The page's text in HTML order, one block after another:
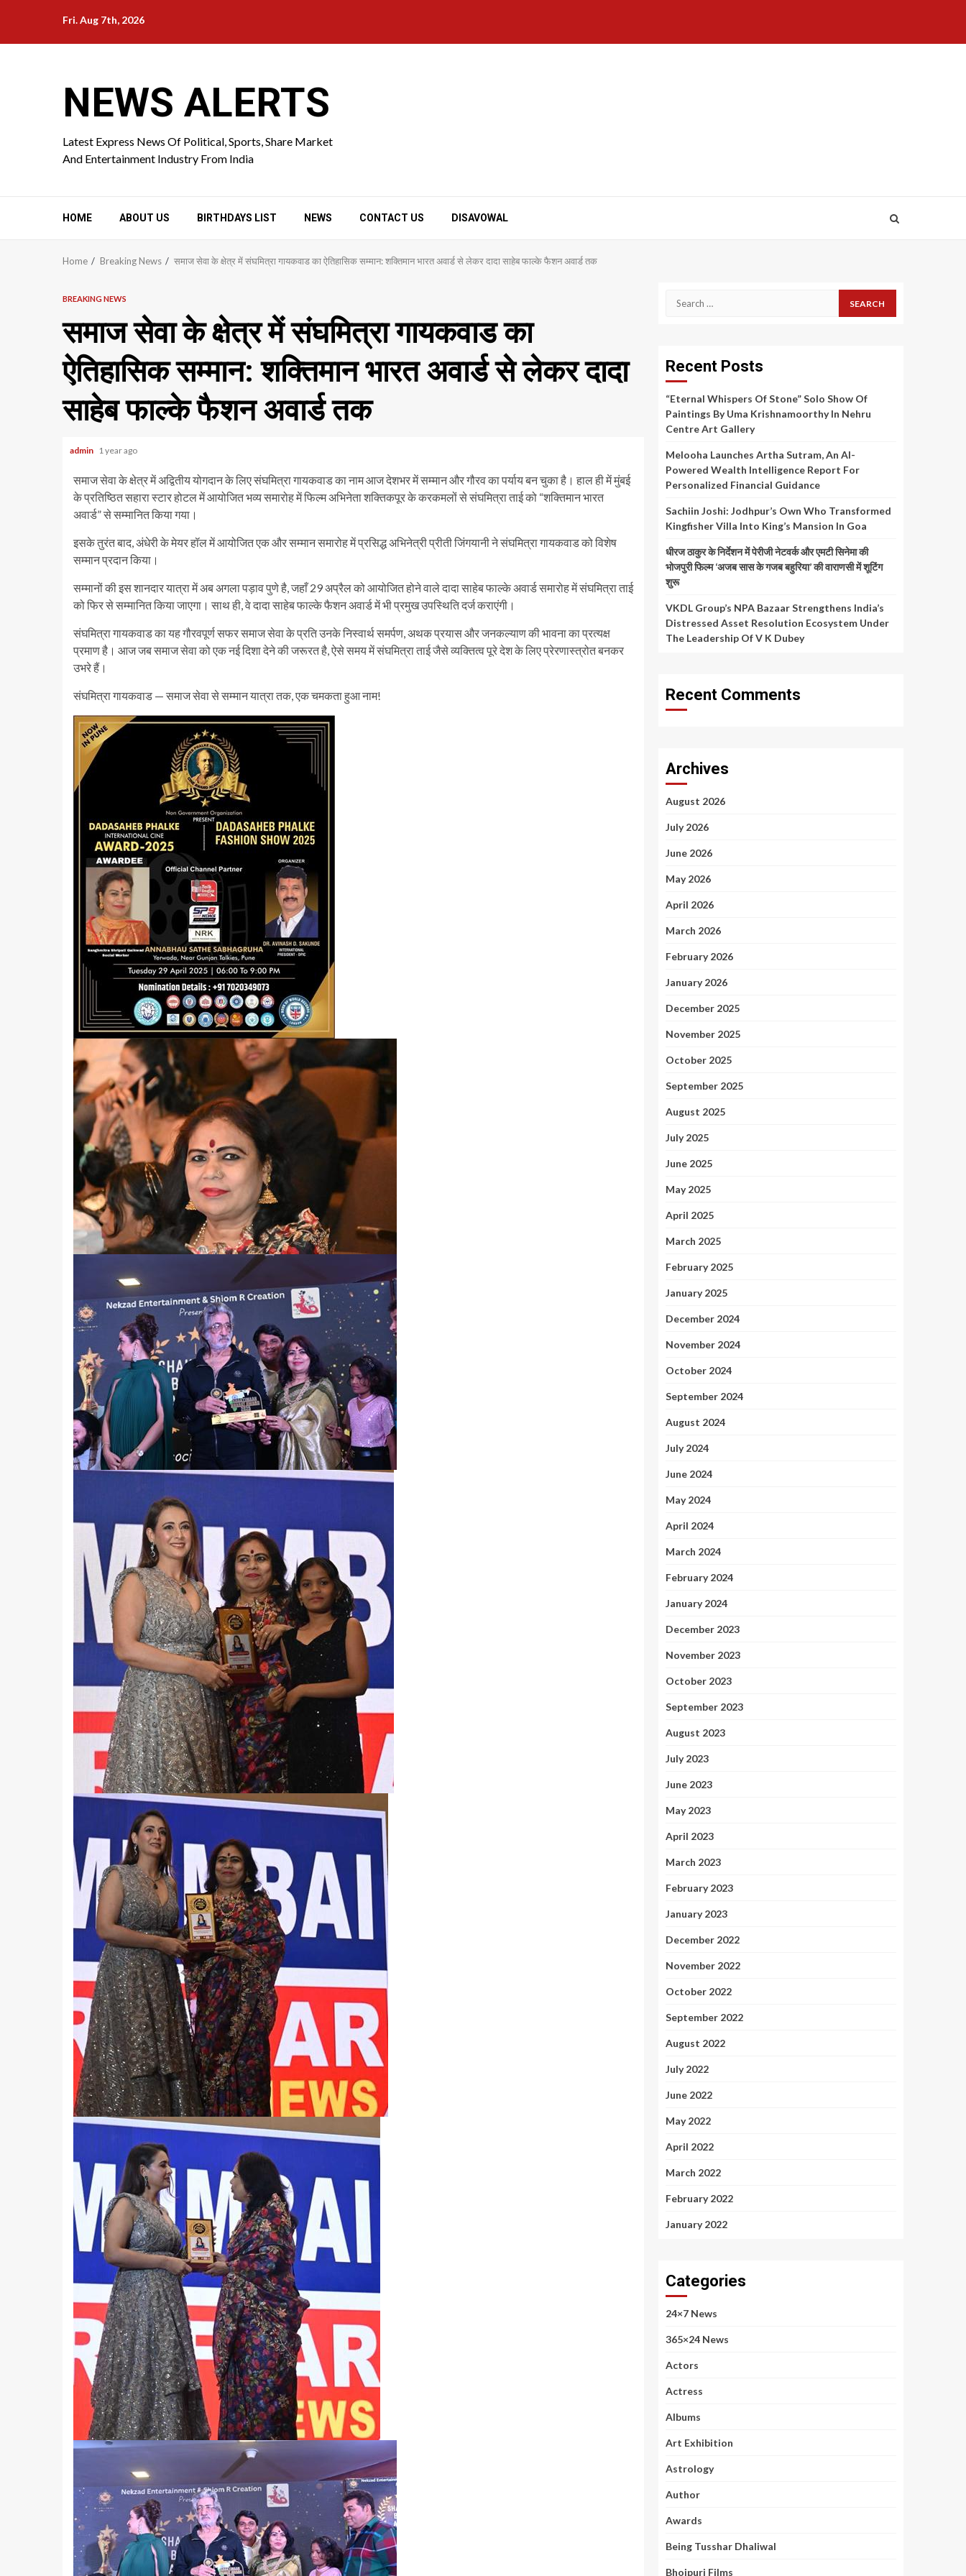
content
Fri. Aug 7th, 2026
NEWS ALERTS
Latest Express News Of Political, Sports, Share Market
And Entertainment Industry From India
HOME ABOUT US BIRTHDAYS LIST NEWS CONTACT US DISAVOWAL
Home Breaking News समाज सेवा के क्षेत्र में संघमित्रा गायकवाड का ऐतिहासिक सम्मान: शक्तिमान भारत अवार्ड से लेकर दादा साहेब फाल्के फैशन अवार्ड तक
BREAKING NEWS
समाज सेवा के क्षेत्र में संघमित्रा गायकवाड का
ऐतिहासिक सम्मान: शक्तिमान भारत अवार्ड से लेकर दादा
साहेब फाल्के फैशन अवार्ड तक
admin 1 year ago
समाज सेवा के क्षेत्र में अद्वितीय योगदान के लिए संघमित्रा गायकवाड का नाम आज देशभर में सम्मान और गौरव का पर्याय बन चुका है। हाल ही में मुंबई
के प्रतिष्ठित सहारा स्टार होटल में आयोजित भव्य समारोह में फिल्म अभिनेता शक्तिकपूर के करकमलों से संघमित्रा ताई को “शक्तिमान भारत
अवार्ड” से सम्मानित किया गया।
इसके तुरंत बाद, अंधेरी के मेयर हॉल में आयोजित एक और सम्मान समारोह में प्रसिद्ध अभिनेत्री प्रीती जिंगयानी ने संघमित्रा गायकवाड को विशेष
सम्मान प्रदान किया।
सम्मानों की इस शानदार यात्रा में अब अगला पड़ाव पुणे है, जहाँ 29 अप्रैल को आयोजित होने वाले दादा साहेब फाल्के अवार्ड समारोह में संघमित्रा ताई
को फिर से सम्मानित किया जाएगा। साथ ही, वे दादा साहेब फाल्के फैशन अवार्ड में भी प्रमुख उपस्थिति दर्ज कराएंगी।
संघमित्रा गायकवाड का यह गौरवपूर्ण सफर समाज सेवा के प्रति उनके निस्वार्थ समर्पण, अथक प्रयास और जनकल्याण की भावना का प्रत्यक्ष
प्रमाण है। आज जब समाज सेवा को एक नई दिशा देने की जरूरत है, ऐसे समय में संघमित्रा ताई जैसे व्यक्तित्व पूरे देश के लिए प्रेरणास्त्रोत बनकर
उभरे हैं।
संघमित्रा गायकवाड — समाज सेवा से सम्मान यात्रा तक, एक चमकता हुआ नाम!
Search
Recent Posts
“Eternal Whispers Of Stone” Solo Show Of
Paintings By Uma Krishnamoorthy In Nehru
Centre Art Gallery
Melooha Launches Artha Sutram, An AI-
Powered Wealth Intelligence Report For
Personalized Financial Guidance
Sachiin Joshi: Jodhpur’s Own Who Transformed
Kingfisher Villa Into King’s Mansion In Goa
धीरज ठाकुर के निर्देशन में पेरीजी नेटवर्क और एमटी सिनेमा की
भोजपुरी फिल्म ‘अजब सास के गजब बहुरिया’ की वाराणसी में शूटिंग
शुरू
VKDL Group’s NPA Bazaar Strengthens India’s
Distressed Asset Resolution Ecosystem Under
The Leadership Of V K Dubey
Recent Comments
Archives
August 2026
July 2026
June 2026
May 2026
April 2026
March 2026
February 2026
January 2026
December 2025
November 2025
October 2025
September 2025
August 2025
July 2025
June 2025
May 2025
April 2025
March 2025
February 2025
January 2025
December 2024
November 2024
October 2024
September 2024
August 2024
July 2024
June 2024
May 2024
April 2024
March 2024
February 2024
January 2024
December 2023
November 2023
October 2023
September 2023
August 2023
July 2023
June 2023
May 2023
April 2023
March 2023
February 2023
January 2023
December 2022
November 2022
October 2022
September 2022
August 2022
July 2022
June 2022
May 2022
April 2022
March 2022
February 2022
January 2022
Categories
24×7 News
365×24 News
Actors
Actress
Albums
Art Exhibition
Astrology
Author
Awards
Being Tusshar Dhaliwal
Bhojpuri Films